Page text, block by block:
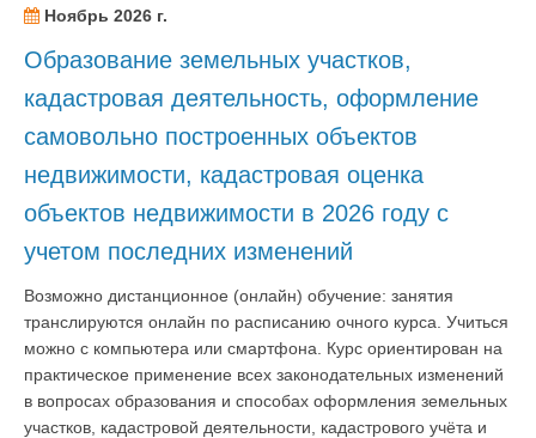
Ноябрь 2026 г.
Образование земельных участков,
кадастровая деятельность, оформление
самовольно построенных объектов
недвижимости, кадастровая оценка
объектов недвижимости в 2026 году с
учетом последних изменений
Возможно дистанционное (онлайн) обучение: занятия
транслируются онлайн по расписанию очного курса. Учиться
можно с компьютера или смартфона. Курс ориентирован на
практическое применение всех законодательных изменений
в вопросах образования и способах оформления земельных
участков, кадастровой деятельности, кадастрового учёта и